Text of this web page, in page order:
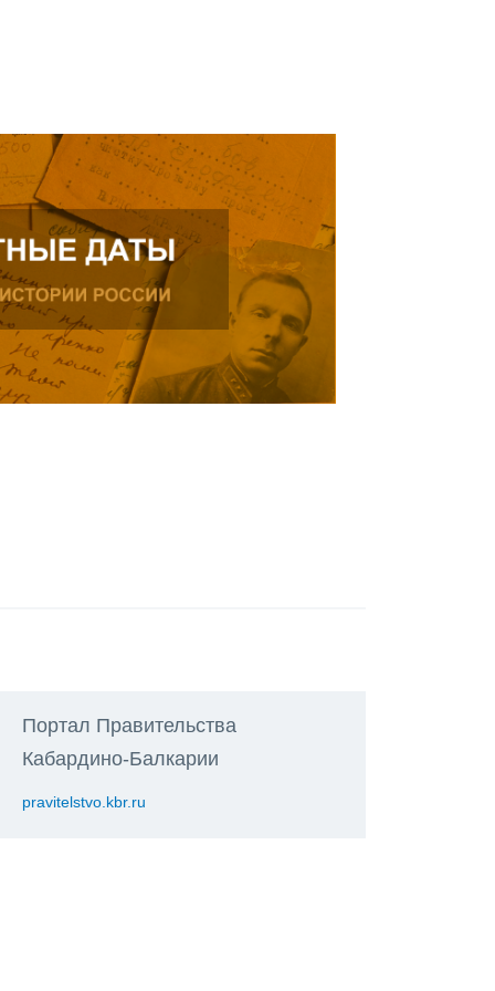
Портал Правительства
Кабардино-Балкарии
pravitelstvo.kbr.ru